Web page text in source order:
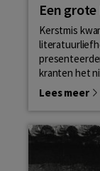
Een
Kerstmis
kranten het
Lees meer